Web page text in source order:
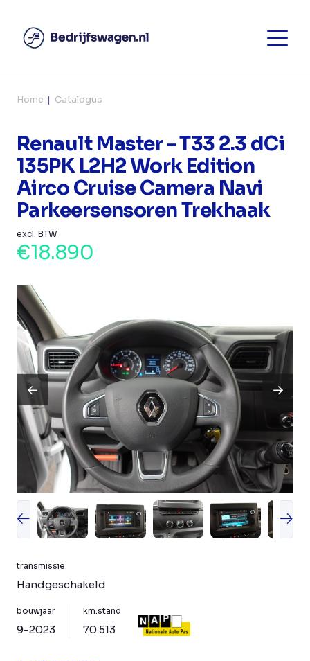
Home Catalogus
Renault Master - T33 2.3 dCi
135PK L2H2 Work Edition
Airco Cruise Camera Navi
Parkeersensoren Trekhaak
excl. BTW
€18.890
transmissie
Handgeschakeld
bouwjaar
9-2023
km.stand
70.513